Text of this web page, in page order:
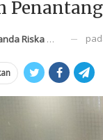
Riska Mahendra